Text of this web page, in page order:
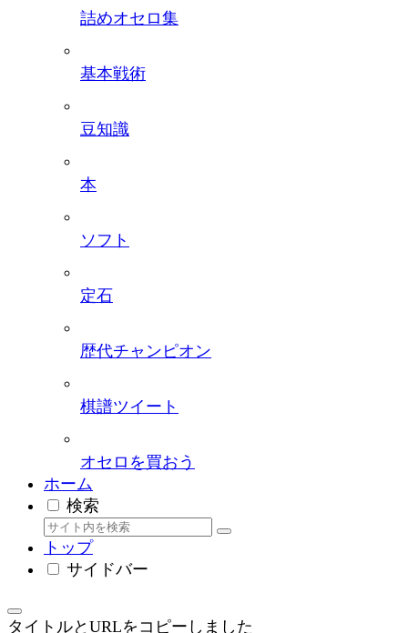
詰めオセロ集
基本戦術
豆知識
本
ソフト
定石
歴代チャンピオン
棋譜ツイート
オセロを買おう
ホーム
検索
トップ
サイドバー
タイトルとURLをコピーしました